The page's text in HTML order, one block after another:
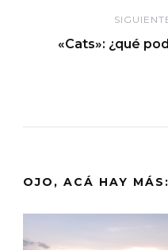
«Cats»: ¿qué
OJO, ACÁ HAY MÁS: